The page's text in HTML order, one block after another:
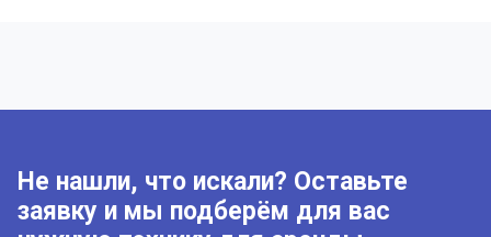
Не нашли, что искали? Оставьте
заявку и мы подберём для вас